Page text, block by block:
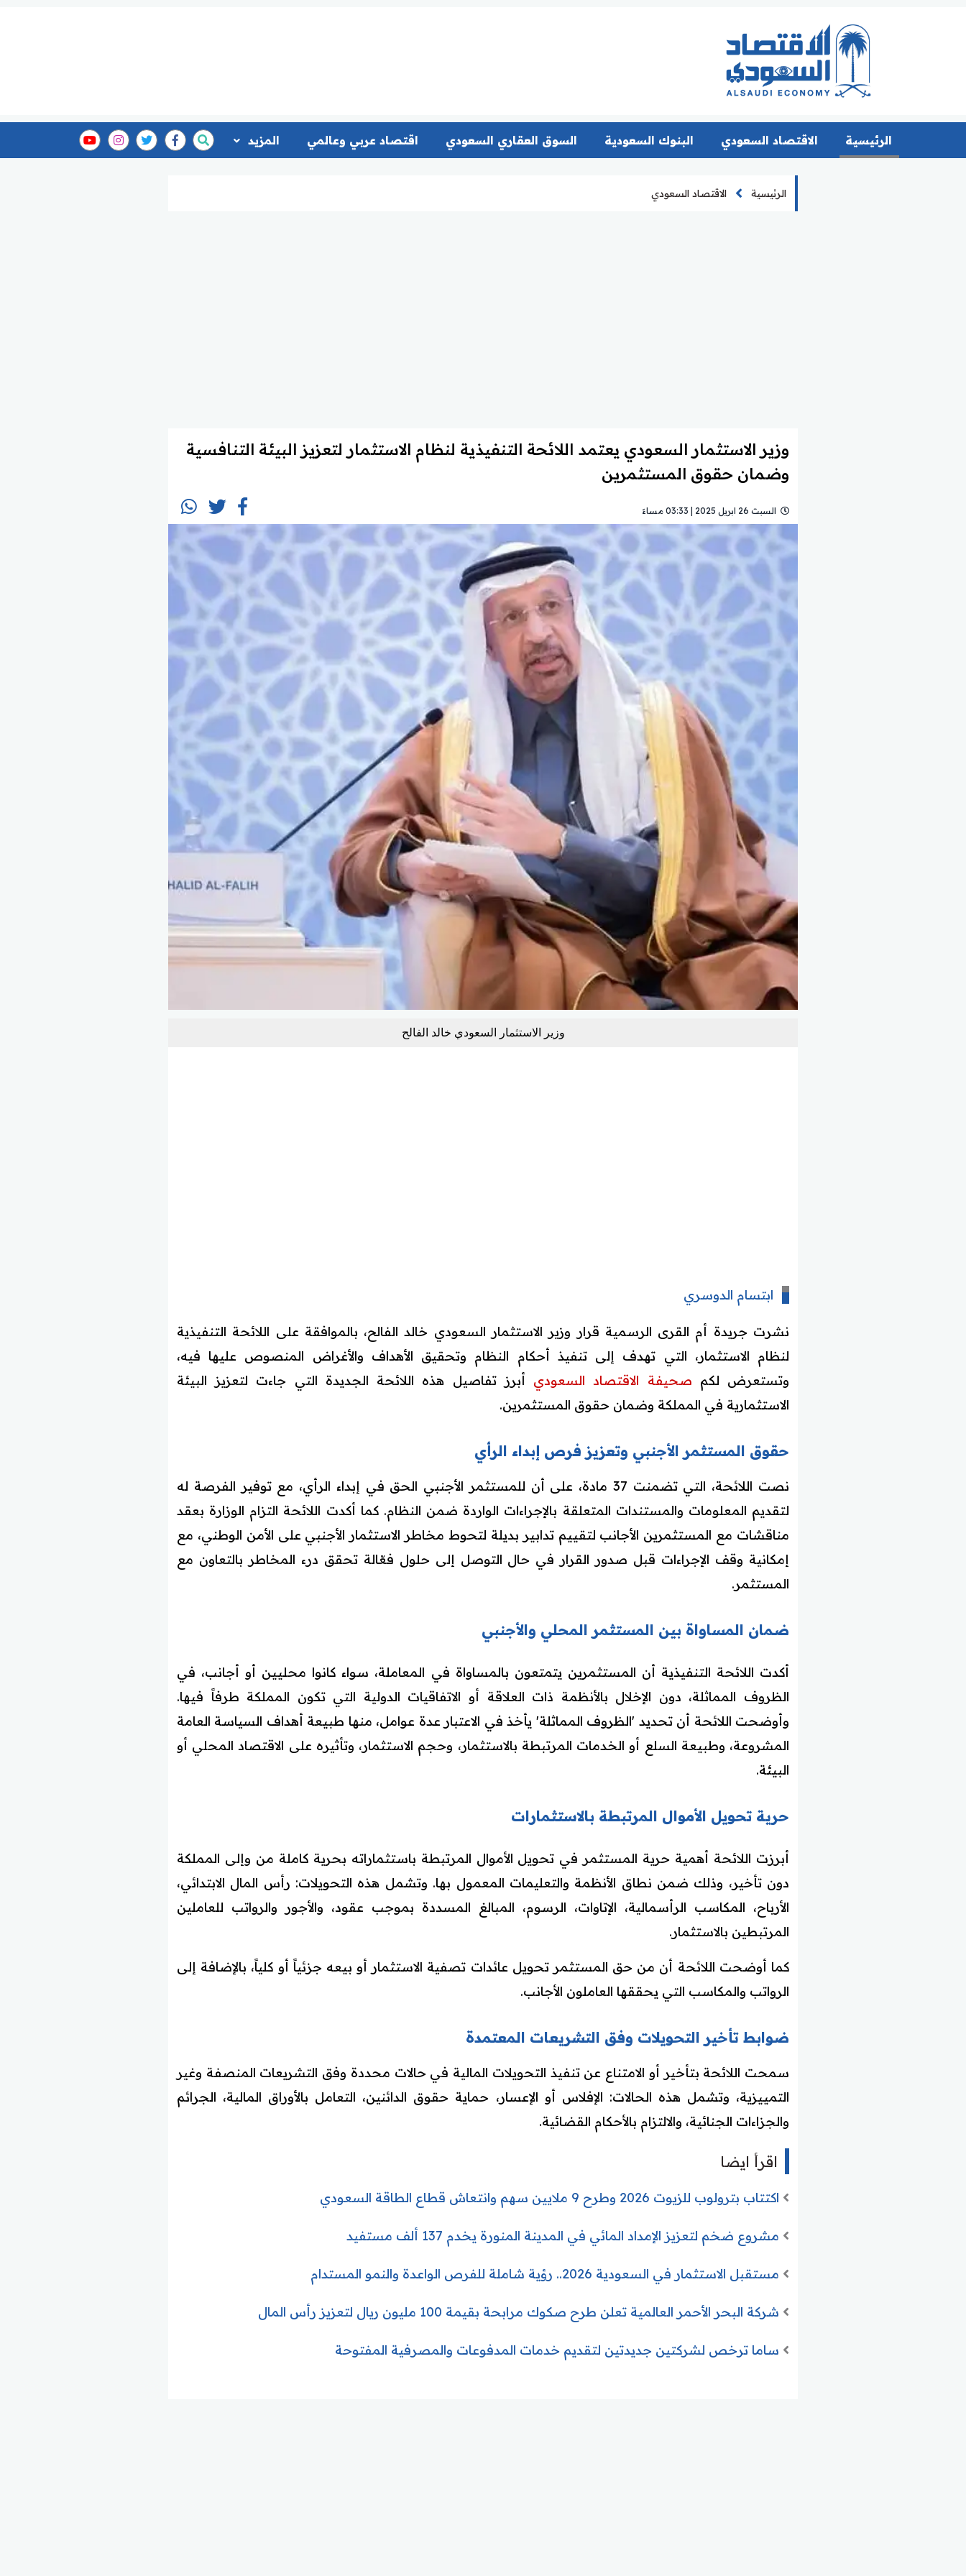
الرئيسية الاقتصاد السعودي البنوك السعودية السوق العقاري السعودي اقتصاد عربي وعالمي المزيد
الرئيسية الاقتصاد السعودي
وزير الاستثمار السعودي يعتمد اللائحة التنفيذية لنظام الاستثمار لتعزيز البيئة التنافسية
وضمان حقوق المستثمرين
السبت 26 ابريل 2025 | 03:33 مساءً
وزير الاستثمار السعودي خالد الفالح
ابتسام الدوسري
نشرت جريدة أم القرى الرسمية قرار وزير الاستثمار السعودي خالد الفالح، بالموافقة على اللائحة التنفيذية
لنظام الاستثمار، التي تهدف إلى تنفيذ أحكام النظام وتحقيق الأهداف والأغراض المنصوص عليها فيه،
وتستعرض لكم صحيفة الاقتصاد السعودي أبرز تفاصيل هذه اللائحة الجديدة التي جاءت لتعزيز البيئة
الاستثمارية في المملكة وضمان حقوق المستثمرين.
حقوق المستثمر الأجنبي وتعزيز فرص إبداء الرأي
نصت اللائحة، التي تضمنت 37 مادة، على أن للمستثمر الأجنبي الحق في إبداء الرأي، مع توفير الفرصة له
لتقديم المعلومات والمستندات المتعلقة بالإجراءات الواردة ضمن النظام. كما أكدت اللائحة التزام الوزارة بعقد
مناقشات مع المستثمرين الأجانب لتقييم تدابير بديلة لتحوط مخاطر الاستثمار الأجنبي على الأمن الوطني، مع
إمكانية وقف الإجراءات قبل صدور القرار في حال التوصل إلى حلول فعّالة تحقق درء المخاطر بالتعاون مع
المستثمر.
ضمان المساواة بين المستثمر المحلي والأجنبي
أكدت اللائحة التنفيذية أن المستثمرين يتمتعون بالمساواة في المعاملة، سواء كانوا محليين أو أجانب، في
الظروف المماثلة، دون الإخلال بالأنظمة ذات العلاقة أو الاتفاقيات الدولية التي تكون المملكة طرفاً فيها.
وأوضحت اللائحة أن تحديد 'الظروف المماثلة' يأخذ في الاعتبار عدة عوامل، منها طبيعة أهداف السياسة العامة
المشروعة، وطبيعة السلع أو الخدمات المرتبطة بالاستثمار، وحجم الاستثمار، وتأثيره على الاقتصاد المحلي أو
البيئة.
حرية تحويل الأموال المرتبطة بالاستثمارات
أبرزت اللائحة أهمية حرية المستثمر في تحويل الأموال المرتبطة باستثماراته بحرية كاملة من وإلى المملكة
دون تأخير، وذلك ضمن نطاق الأنظمة والتعليمات المعمول بها. وتشمل هذه التحويلات: رأس المال الابتدائي،
الأرباح، المكاسب الرأسمالية، الإتاوات، الرسوم، المبالغ المسددة بموجب عقود، والأجور والرواتب للعاملين
المرتبطين بالاستثمار.
كما أوضحت اللائحة أن من حق المستثمر تحويل عائدات تصفية الاستثمار أو بيعه جزئياً أو كلياً، بالإضافة إلى
الرواتب والمكاسب التي يحققها العاملون الأجانب.
ضوابط تأخير التحويلات وفق التشريعات المعتمدة
سمحت اللائحة بتأخير أو الامتناع عن تنفيذ التحويلات المالية في حالات محددة وفق التشريعات المنصفة وغير
التمييزية، وتشمل هذه الحالات: الإفلاس أو الإعسار، حماية حقوق الدائنين، التعامل بالأوراق المالية، الجرائم
والجزاءات الجنائية، والالتزام بالأحكام القضائية.
اقرأ ايضا
اكتتاب بترولوب للزيوت 2026 وطرح 9 ملايين سهم وانتعاش قطاع الطاقة السعودي
مشروع ضخم لتعزيز الإمداد المائي في المدينة المنورة يخدم 137 ألف مستفيد
مستقبل الاستثمار في السعودية 2026.. رؤية شاملة للفرص الواعدة والنمو المستدام
شركة البحر الأحمر العالمية تعلن طرح صكوك مرابحة بقيمة 100 مليون ريال لتعزيز رأس المال
ساما ترخص لشركتين جديدتين لتقديم خدمات المدفوعات والمصرفية المفتوحة